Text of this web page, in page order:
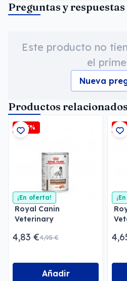
Preguntas y respuestas
Este producto no
el
Nueva
Productos
-2,5%
¡En oferta!
Royal Canin
Veterinary
Fat Paté
4,83 €4,95 €
Añadir
-